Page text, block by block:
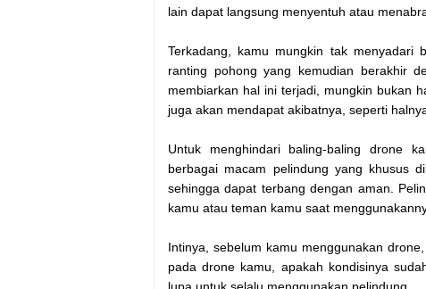
lain dapat langsung menyentuh atau
Terkadang, kamu mungkin tak menyadari
ranting pohong yang kemudian berakhir
membiarkan hal ini terjadi, mungkin bukan
juga akan mendapat akibatnya, seperti
Untuk menghindari baling-baling drone
berbagai macam pelindung yang khusus
sehingga dapat terbang dengan aman.
kamu atau teman kamu saat
Intinya, sebelum kamu menggunakan
pada drone kamu, apakah kondisinya